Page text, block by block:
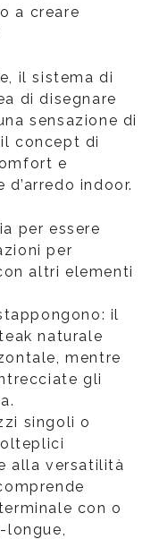
a creare
il sistema di
di disegnare
sensazione di
concept di
e
indoor.
per essere
per
altri elementi
il
naturale
mentre
gli
singoli o
alla versatilità
con o
longue,